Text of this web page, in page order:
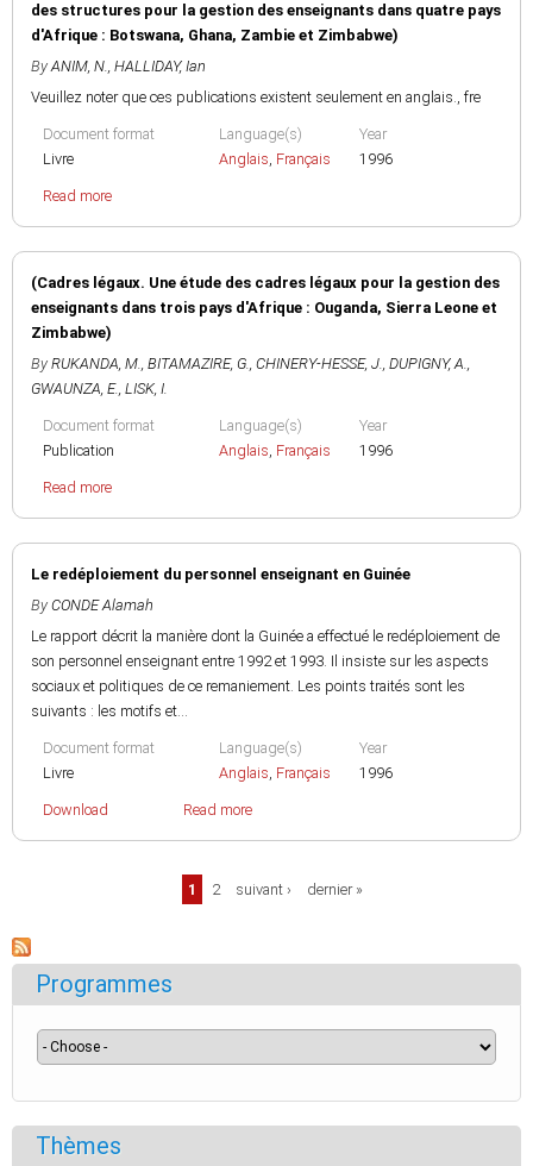
des structures pour la gestion des enseignants dans quatre pays
d'Afrique : Botswana, Ghana, Zambie et Zimbabwe)
By ANIM, N., HALLIDAY, Ian
Veuillez noter que ces publications existent seulement en anglais., fre
Document format
Livre
Language(s)
Anglais, Français
Year
1996
Read more
(Cadres légaux. Une étude des cadres légaux pour la gestion des
enseignants dans trois pays d'Afrique : Ouganda, Sierra Leone et
Zimbabwe)
By RUKANDA, M., BITAMAZIRE, G., CHINERY-HESSE, J., DUPIGNY, A.,
GWAUNZA, E., LISK, I.
Document format
Publication
Language(s)
Anglais, Français
Year
1996
Read more
Le redéploiement du personnel enseignant en Guinée
By CONDE Alamah
Le rapport décrit la manière dont la Guinée a effectué le redéploiement de
son personnel enseignant entre 1992 et 1993. Il insiste sur les aspects
sociaux et politiques de ce remaniement. Les points traités sont les
suivants : les motifs et...
Document format
Livre
Language(s)
Anglais, Français
Year
1996
Download Read more
1 2 suivant › dernier »
Programmes
Thèmes